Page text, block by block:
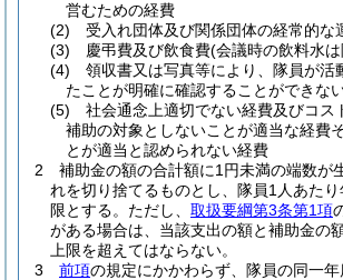
営むための経費
(2)
受入れ団体及び関係団体の経常的な
(3)
慶弔費及び飲食費(会議時の飲料水
(4)
領収書又は写真等により、隊員が活
たことが明確に確認することができな
(5)
社会通念上適切でない経費及びコス
補助の対象としないことが適当な経費
とが適当と認められない経費
2
補助金の額の合計額に1円未満の端数が
れを切り捨てるものとし、隊員1人あた
限とする。 ただし、 取扱要綱第3条第1項
がある場合は、当該支出の額と補助金の
上限を超えてはならない。
3
前項の規定にかかわらず、隊員の同一